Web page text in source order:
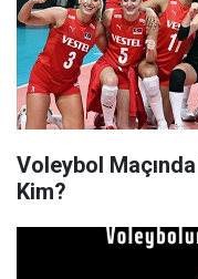
Voleybol Maçında
Kim?